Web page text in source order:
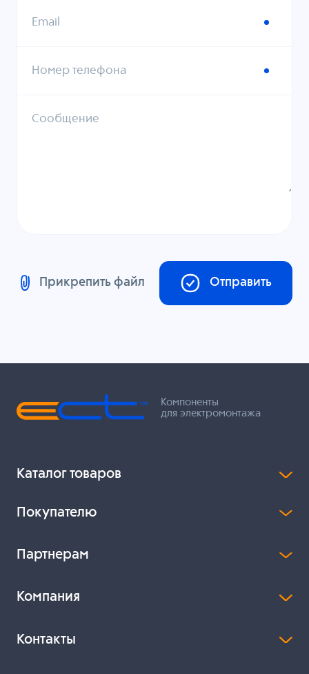
Email
Номер телефона
Сообщение
Прикрепить файл Отправить
Компоненты
для электромонтажа
Каталог товаров
Покупателю
Партнерам
Компания
Контакты